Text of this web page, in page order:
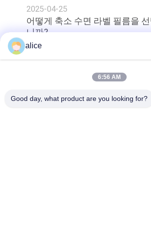
2025-04-25
어떻게 축소 수면 라벨 필름을
니까?
상단
alice
6:56 AM
Good day, what product are you looking for?